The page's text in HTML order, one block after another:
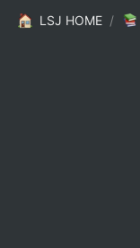
LSJ HOME /